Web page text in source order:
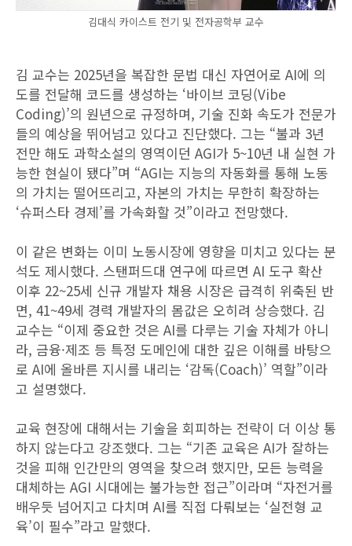
김대식 카이스트 전기 및 전자공학부 교수
김 교수는 2025년을 복잡한 문법 대신 자연어로 AI에 의
도를 전달해 코드를 생성하는 ‘바이브 코딩(Vibe
Coding)’의 원년으로 규정하며, 기술 진화 속도가 전문가
들의 예상을 뛰어넘고 있다고 진단했다. 그는 “불과 3년
전만 해도 과학소설의 영역이던 AGI가 5~10년 내 실현 가
능한 현실이 됐다”며 “AGI는 지능의 자동화를 통해 노동
의 가치는 떨어뜨리고, 자본의 가치는 무한히 확장하는
‘슈퍼스타 경제’를 가속화할 것”이라고 전망했다.
이 같은 변화는 이미 노동시장에 영향을 미치고 있다는 분
석도 제시했다. 스탠퍼드대 연구에 따르면 AI 도구 확산
이후 22~25세 신규 개발자 채용 시장은 급격히 위축된 반
면, 41~49세 경력 개발자의 몸값은 오히려 상승했다. 김
교수는 “이제 중요한 것은 AI를 다루는 기술 자체가 아니
라, 금융·제조 등 특정 도메인에 대한 깊은 이해를 바탕으
로 AI에 올바른 지시를 내리는 ‘감독(Coach)’ 역할”이라
고 설명했다.
교육 현장에 대해서는 기술을 회피하는 전략이 더 이상 통
하지 않는다고 강조했다. 그는 “기존 교육은 AI가 잘하는
것을 피해 인간만의 영역을 찾으려 했지만, 모든 능력을
대체하는 AGI 시대에는 불가능한 접근”이라며 “자전거를
배우듯 넘어지고 다치며 AI를 직접 다뤄보는 ‘실전형 교
육’이 필수”라고 말했다.